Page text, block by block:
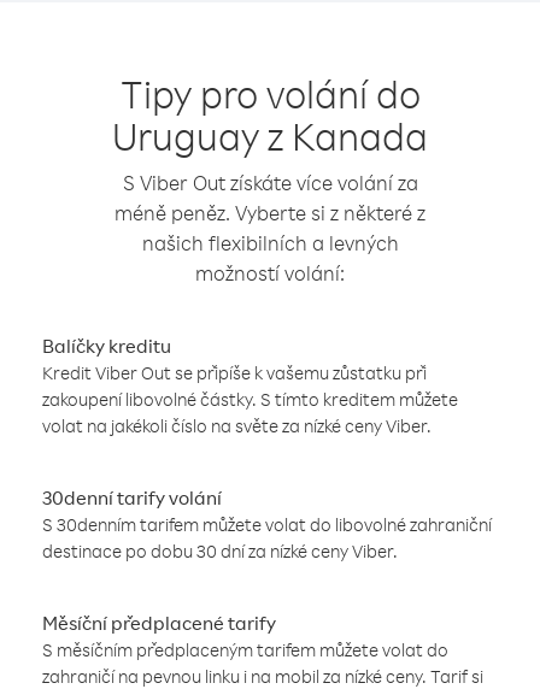
Tipy pro volání do
Uruguay z Kanada
S Viber Out získáte více volání za
méně peněz. Vyberte si z některé z
našich flexibilních a levných
možností volání:
Balíčky kreditu
Kredit Viber Out se připíše k vašemu zůstatku při
zakoupení libovolné částky. S tímto kreditem můžete
volat na jakékoli číslo na světe za nízké ceny Viber.
30denní tarify volání
S 30denním tarifem můžete volat do libovolné zahraniční
destinace po dobu 30 dní za nízké ceny Viber.
Měsíční předplacené tarify
S měsíčním předplaceným tarifem můžete volat do
zahraničí na pevnou linku i na mobil za nízké ceny. Tarif si